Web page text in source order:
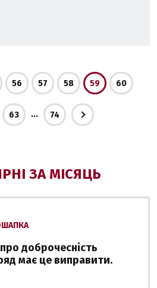
56 57 58 59 60
63 ... 74
ЗА МІСЯЦЬ
доброчесність
має це виправити.